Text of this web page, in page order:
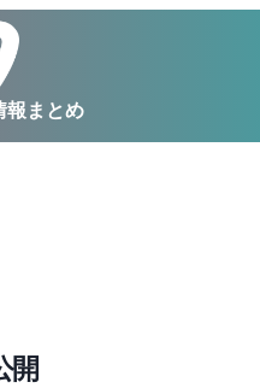
報まとめ
開